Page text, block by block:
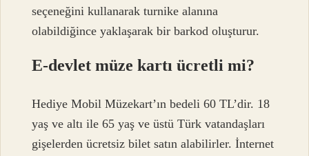
seçeneğini kullanarak turnike alanına
olabildiğince yaklaşarak bir barkod oluşturur.
E-devlet müze kartı ücretli mi?
Hediye Mobil Müzekart’ın bedeli 60 TL’dir. 18
yaş ve altı ile 65 yaş ve üstü Türk vatandaşları
gişelerden ücretsiz bilet satın alabilirler. İnternet